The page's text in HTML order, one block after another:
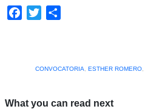
Facebook
Twitter
CONVOCATORIA
ESTHER ROMERO,
What you can read next